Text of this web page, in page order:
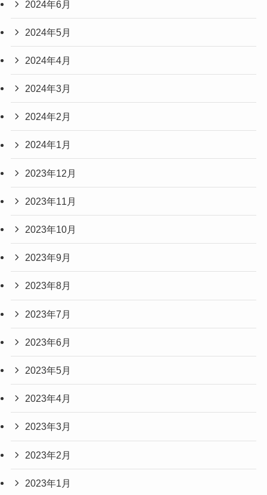
2024年6月
2024年5月
2024年4月
2024年3月
2024年2月
2024年1月
2023年12月
2023年11月
2023年10月
2023年9月
2023年8月
2023年7月
2023年6月
2023年5月
2023年4月
2023年3月
2023年2月
2023年1月